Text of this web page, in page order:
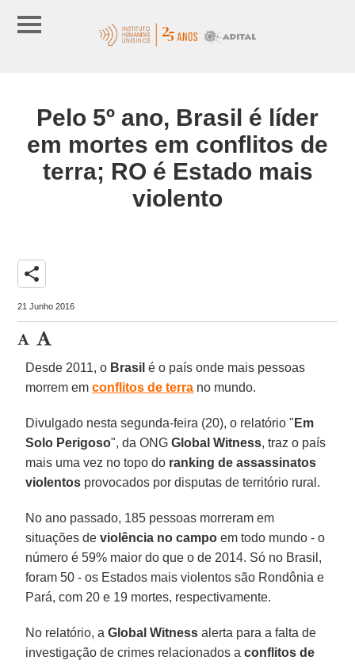
Pelo 5º ano, Brasil é líder
em mortes em conflitos de
terra; RO é Estado mais
violento
share
21 Junho 2016
Desde 2011, o Brasil é o país onde mais pessoas
morrem emconflitos de terra no mundo.
Divulgado nesta segunda-feira (20), o relatório " Em
Solo Perigoso", da ONGGlobal Witness, traz o país
mais uma vez no topo do ranking de assassinatos
violentos provocados por disputas de território rural.
No ano passado, 185 pessoas morreram em
situações deviolência no campo em todo mundo - o
número é 59% maior do que o de 2014. Só no Brasil,
foram 50 - os Estados mais violentos são Rondônia e
Pará, com 20 e 19 mortes, respectivamente.
No relatório, aGlobal Witness alerta para a falta de
investigação de crimes relacionados aconflitos de